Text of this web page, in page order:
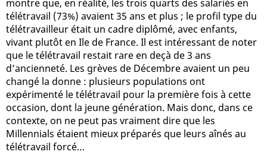
montre que, en réalité, les trois quarts des salariés en
télétravail (73%) avaient 35 ans et plus ; le profil type du
télétravailleur était un cadre diplômé, avec enfants,
vivant plutôt en Ile de France. Il est intéressant de noter
que le télétravail restait rare en deçà de 3 ans
d’ancienneté. Les grèves de Décembre avaient un peu
changé la donne : plusieurs populations ont
expérimenté le télétravail pour la première fois à cette
occasion, dont la jeune génération. Mais donc, dans ce
contexte, on ne peut pas vraiment dire que les
Millennials étaient mieux préparés que leurs aînés au
télétravail forcé…